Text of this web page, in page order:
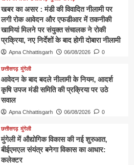
खबर का असर : मंडी की विवादित नीलामी पर
लगी रोक आवेदन और एफडीआर में तकनीकी
खामियां मिलने पर संयुक्त संचालक ने रोकी
प्रक्रिया, नए निर्देशों के बाद होगी दोबारा नीलामी
Apna Chhattisgarh 06/08/2026 0
छत्तीसगढ़ मुंगेली
आवेदन के बाद बदले नीलामी के नियम, आदर्श
कृषि उपज मंडी समिति की प्रक्रिया पर उठे
सवाल
Apna Chhattisgarh 06/08/2026 0
छत्तीसगढ़ मुंगेली
मुंगेली में औद्योगिक विकास की नई शुरुआत,
बीईएमएल संयंत्र बनेगा विकास का आधार:
कलेक्टर